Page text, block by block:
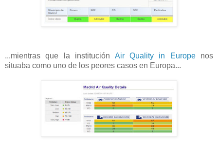
...mientras que la institución Air Quality in Europenos
situaba como uno de los peores casos en Europa...